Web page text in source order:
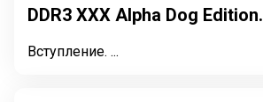
DDR3 XXX Alpha Dog Edition.
Вступление. ...